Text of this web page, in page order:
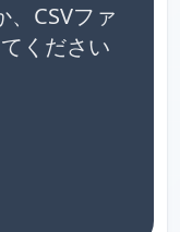
、CSVファ
ください